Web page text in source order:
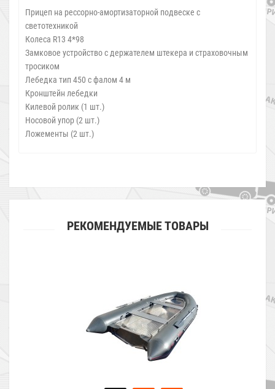
Прицеп на рессорно-амортизаторной подвеске с
светотехникой
Колеса R13 4*98
Замковое устройство с держателем штекера и страховочным
тросиком
Лебедка тип 450 с фалом 4 м
Кронштейн лебедки
Килевой ролик (1 шт.)
Носовой упор (2 шт.)
Ложементы (2 шт.)
РЕКОМЕНДУЕМЫЕ ТОВАРЫ